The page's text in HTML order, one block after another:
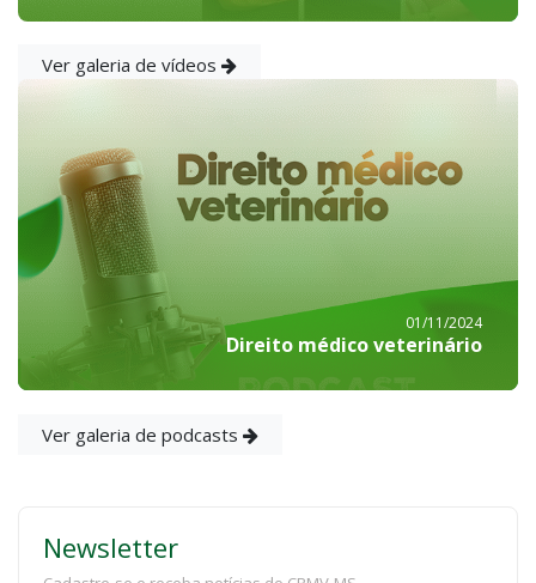
Ver galeria de vídeos
01/11/2024
Direito médico veterinário
Ver galeria de podcasts
Newsletter